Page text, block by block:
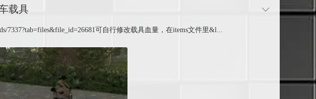
载具
7337?tab=files&file_id=26681可自行修改载具血量，在items文件里&l...